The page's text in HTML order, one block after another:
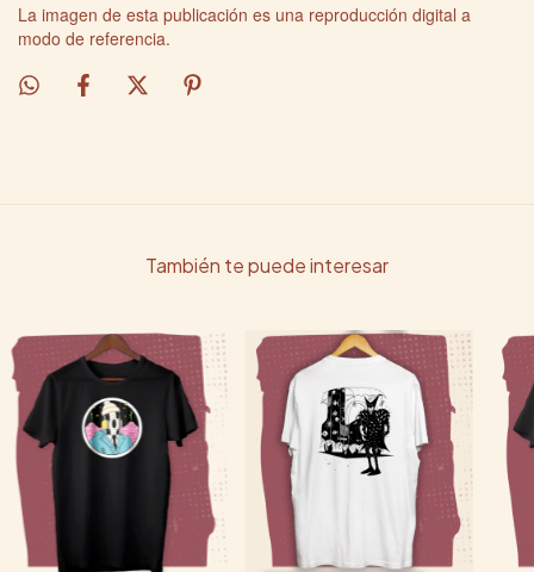
La imagen de esta publicación es una reproducción digital a
modo de referencia.
También te puede interesar